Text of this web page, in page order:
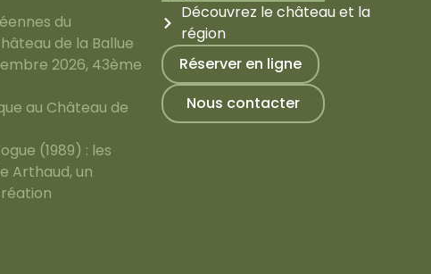
du
de la Ballue
2026, 43ème
au Château de
(1989) : les
Arthaud, un
Découvrez le château et la
région
Réserver en ligne
Nous contacter